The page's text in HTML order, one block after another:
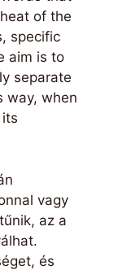
of the
specific
aim is to
separate
way, when
vagy
az a
és